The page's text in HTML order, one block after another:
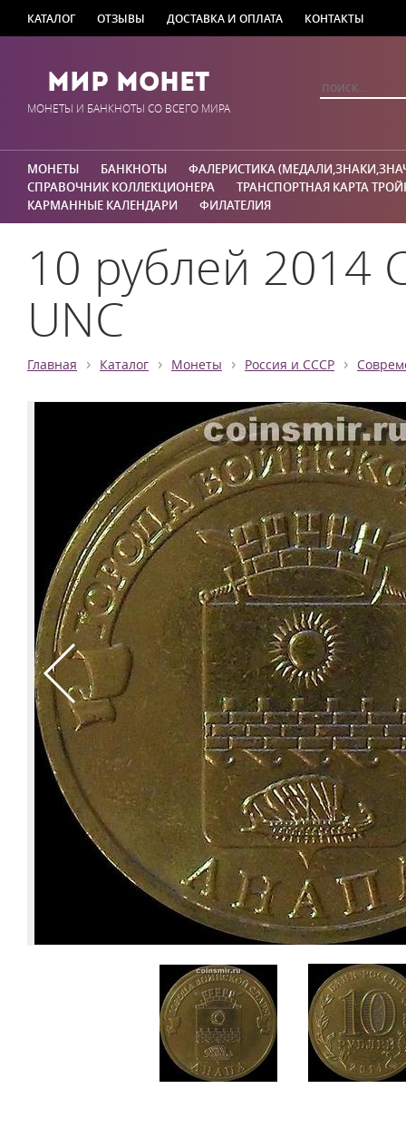
КАТАЛОГ ОТЗЫВЫ ДОСТАВКА И ОПЛАТА КОНТАКТЫ
Мир Монет
МОНЕТЫ И БАНКНОТЫ СО ВСЕГО МИРА
МОНЕТЫ БАНКНОТЫ
ФАЛЕРИСТИКА
СПРАВОЧНИК КОЛЛЕКЦИОНЕРА
ТРАНСПОРТНАЯ КАРТА
КАРМАННЫЕ КАЛЕНДАРИ
ФИЛАТЕЛИЯ
10 рублей 2014
UNC
Главная › Каталог › Монеты › Россия и СССР ›